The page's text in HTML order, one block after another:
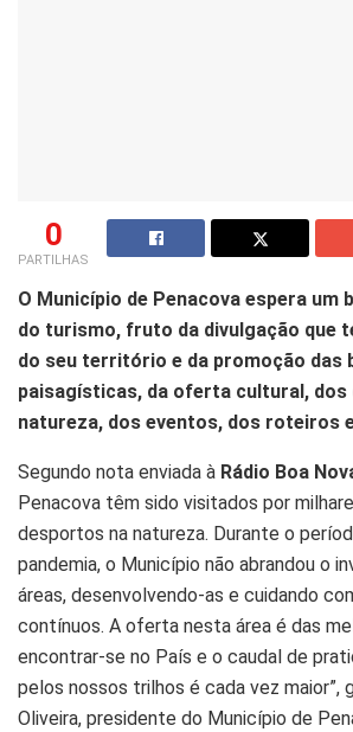
0
PARTILHAS
O Município de Penacova espera um
do turismo, fruto da divulgação que
do seu território e da promoção das
paisagísticas, da oferta cultural,
natureza, dos eventos, dos roteiros
Segundo nota enviada à Rádio Boa
Penacova têm sido visitados por
desportos na natureza. Durante o
pandemia, o Município não abrandou o
áreas, desenvolvendo-as e cuidando
contínuos. A oferta nesta área é das
encontrar-se no País e o caudal de
pelos nossos trilhos é cada vez maior”,
Oliveira, presidente do Município de